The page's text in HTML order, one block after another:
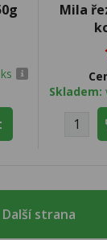
Mila
Skladem:
Další strana